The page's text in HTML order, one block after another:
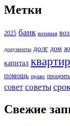
Метки
2025 банк военная
документы долг дом
капитал
помощь право
совет советы
Свежие